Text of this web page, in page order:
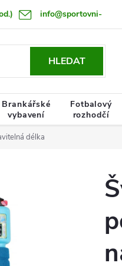
info@sportovni-
Termín doručení zboží
HLEDAT
Brankářské
vybavení
Fotbalový
rozhodčí
délka